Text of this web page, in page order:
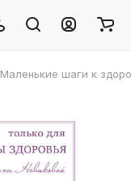
Маленькие шаги к